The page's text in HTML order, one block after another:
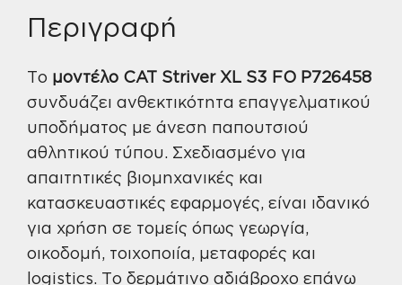
Περιγραφή
Το μοντέλο CAT Striver XL S3 FO P726458
συνδυάζει ανθεκτικότητα επαγγελματικού
υποδήματος με άνεση παπουτσιού
αθλητικού τύπου. Σχεδιασμένο για
απαιτητικές βιομηχανικές και
κατασκευαστικές εφαρμογές, είναι ιδανικό
για χρήση σε τομείς όπως γεωργία,
οικοδομή, τοιχοποιία, μεταφορές και
logistics. Το δερμάτινο αδιάβροχο επάνω